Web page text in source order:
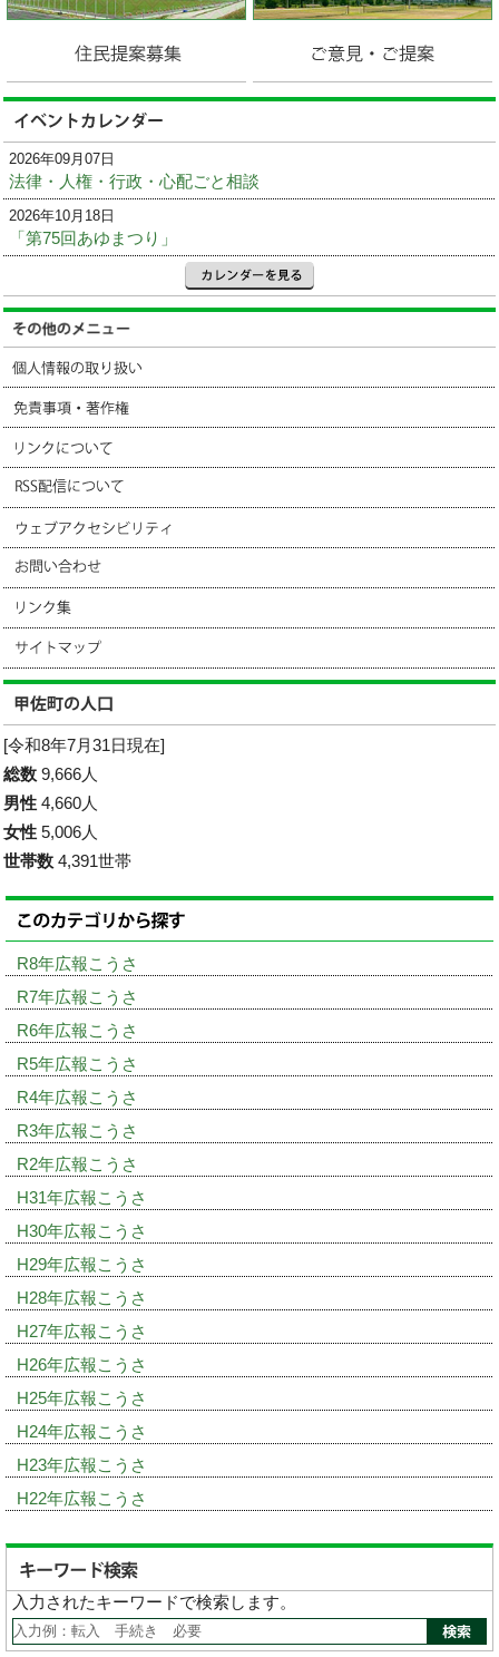
2026年09月07日
法律・人権・行政・心配ごと相談
2026年10月18日
「第75回あゆまつり」
[令和8年7月31日現在]
総数 9,666人
男性 4,660人
女性 5,006人
世帯数 4,391世帯
R8年広報こうさ
R7年広報こうさ
R6年広報こうさ
R5年広報こうさ
R4年広報こうさ
R3年広報こうさ
R2年広報こうさ
H31年広報こうさ
H30年広報こうさ
H29年広報こうさ
H28年広報こうさ
H27年広報こうさ
H26年広報こうさ
H25年広報こうさ
H24年広報こうさ
H23年広報こうさ
H22年広報こうさ
入力されたキーワードで検索します。